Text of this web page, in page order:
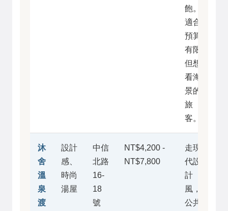
飽。
適合
預算
有限
但想
看海
景的
旅
客。
沐
舍
溫
泉
渡
設計
感、
時尚
湯屋
中信
北路
16-
18
號
NT$4,200 -
NT$7,800
走現
代設
計
風，
公共